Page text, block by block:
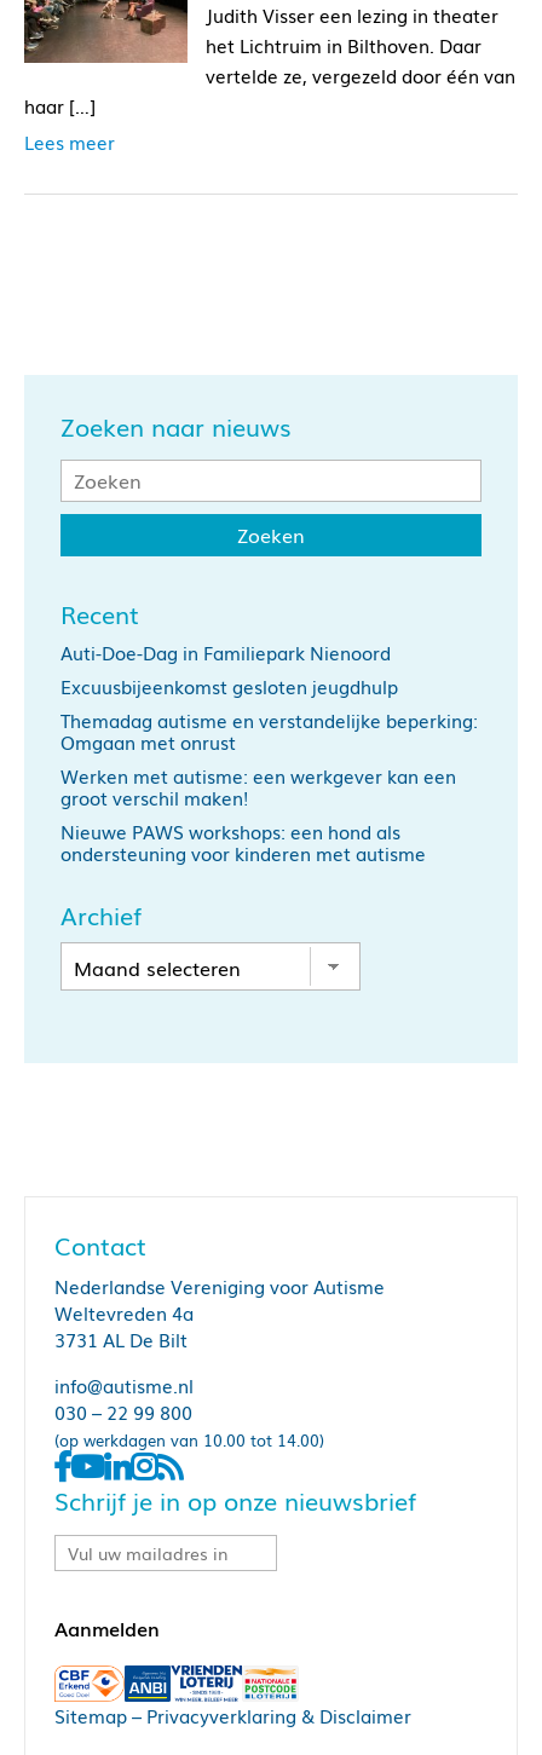
Judith Visser een lezing in theater
het Lichtruim in Bilthoven. Daar
vertelde ze, vergezeld door één van
haar […]
Lees meer
Zoeken naar nieuws
Recent
Auti-Doe-Dag in Familiepark Nienoord
Excuusbijeenkomst gesloten jeugdhulp
Themadag autisme en verstandelijke beperking:
Omgaan met onrust
Werken met autisme: een werkgever kan een
groot verschil maken!
Nieuwe PAWS workshops: een hond als
ondersteuning voor kinderen met autisme
Archief
Contact
Nederlandse Vereniging voor Autisme
Weltevreden 4a
3731 AL De Bilt
info@autisme.nl
030 – 22 99 800
(op werkdagen van 10.00 tot 14.00)
Schrijf je in op onze nieuwsbrief
Sitemap– Privacyverklaring & Disclaimer